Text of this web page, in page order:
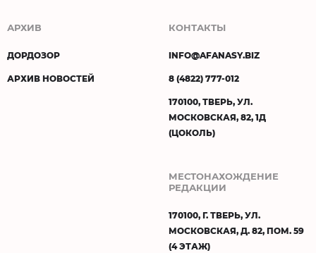
АРХИВ
ДОРДОЗОР
АРХИВ НОВОСТЕЙ
КОНТАКТЫ
INFO@AFANASY.BIZ
8 (4822) 777-012
170100, ТВЕРЬ, УЛ.
МОСКОВСКАЯ, 82, 1Д
(ЦОКОЛЬ)
МЕСТОНАХОЖДЕНИЕ
РЕДАКЦИИ
170100, Г. ТВЕРЬ, УЛ.
МОСКОВСКАЯ, Д. 82, ПОМ. 59
(4 ЭТАЖ)